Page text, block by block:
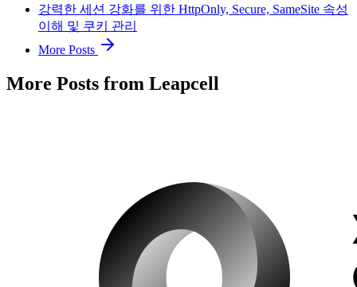
강력한 세션 강화를 위한 HttpOnly, Secure, SameSite 속성
이해 및 쿠키 관리
More Posts
More Posts from Leapcell